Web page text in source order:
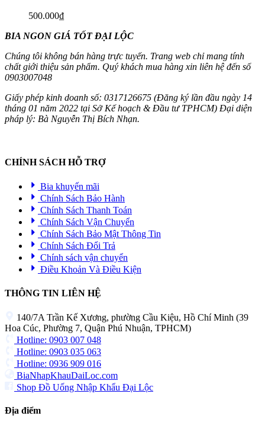
500.000₫
BIA NGON GIÁ TỐT ĐẠI LỘC
Chúng tôi không bán hàng trực tuyến. Trang web chỉ mang tính
chất giới thiệu sản phẩm. Quý khách mua hàng xin liên hệ đến số
0903007048
Giấy phép kinh doanh số: 0317126675 (Đăng ký lần đầu ngày 14
tháng 01 năm 2022 tại Sở Kế hoạch & Đầu tư TPHCM) Đại diện
pháp lý: Bà Nguyễn Thị Bích Nhạn.
CHÍNH SÁCH HỖ TRỢ
Bia khuyến mãi
Chính Sách Bảo Hành
Chính Sách Thanh Toán
Chính Sách Vận Chuyển
Chính Sách Bảo Mật Thông Tin
Chính Sách Đổi Trả
Chính sách vận chuyển
Điều Khoản Và Điều Kiện
THÔNG TIN LIÊN HỆ
140/7A Trần Kế Xương, phường Cầu Kiệu, Hồ Chí Minh (39
Hoa Cúc, Phường 7, Quận Phú Nhuận, TPHCM)
Hotline: 0903 007 048
Hotline: 0903 035 063
Hotline: 0936 909 016
BiaNhapKhauDaiLoc.com
Shop Đồ Uống Nhập Khẩu Đại Lộc
Địa điểm